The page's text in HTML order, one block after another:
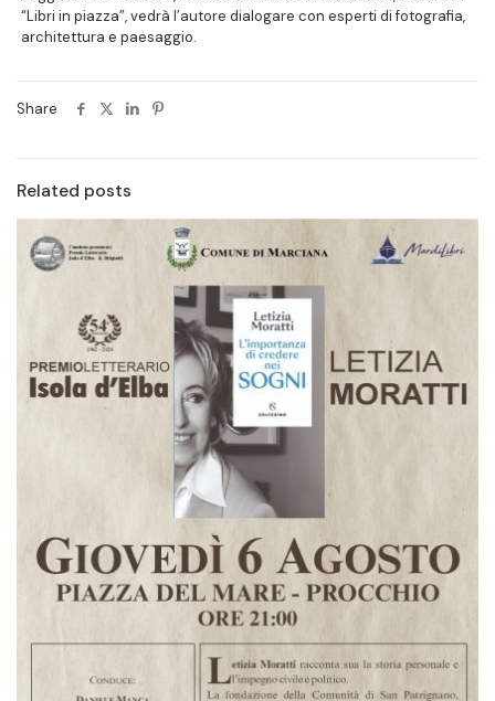
“Libri in piazza”, vedrà l’autore dialogare con esperti di fotografia,
architettura e paesaggio.
Share
Related posts